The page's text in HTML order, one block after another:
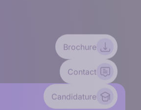
Brochure
Contact
Candidature